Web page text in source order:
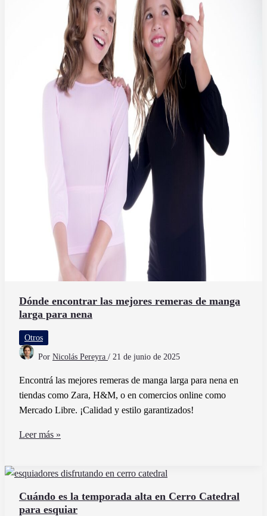
Dónde encontrar las mejores remeras de manga
larga para nena
Otros
Por Nicolás Pereyra / 21 de junio de 2025
Encontrá las mejores remeras de manga larga para nena en
tiendas como Zara, H&M, o en comercios online como
Mercado Libre. ¡Calidad y estilo garantizados!
Dónde
mejores
remeras
de
Leer más »
Cuándo es la temporada alta en Cerro Catedral
para esquiar